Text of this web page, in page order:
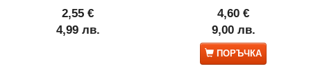
2,55 €
4,99 лв.
4,60 €
9,00 лв.
ПОРЪЧКА